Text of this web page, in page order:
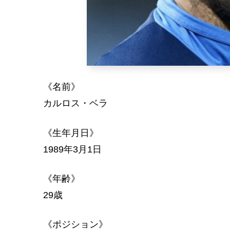
《名前》
カルロス・ベラ
《生年月日》
1989年3月1日
《年齢》
29歳
《ポジション》